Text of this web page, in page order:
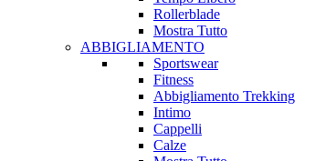
Rollerblade
Mostra Tutto
ABBIGLIAMENTO
Sportswear
Fitness
Abbigliamento Trekking
Intimo
Cappelli
Calze